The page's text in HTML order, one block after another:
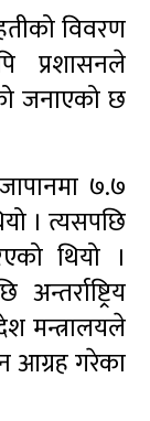
विवरण
प्रशासनले
जनाएको छ
७.७
। त्यसपछि
थियो ।
मन्त्रालयले
आग्रह गरेका